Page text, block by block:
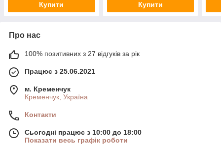
Купити Купити
Про нас
100% позитивних з 27 відгуків за рік
Працює з 25.06.2021
м. Кременчук
Кременчук, Україна
Контакти
Сьогодні працює з 10:00 до 18:00
Показати весь графік роботи